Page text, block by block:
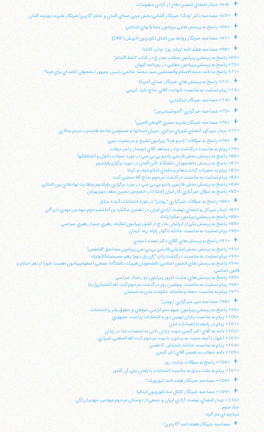
+ «64» ديدار اعضاي انجمن دفاع از آزادي مطبوعات
+ «65» مصاحبه دكتر "ودگ" خبرنگار آلماني بخش غربي صداي آلمان و خانم "گارين"خبرنگار نشريه دويچه آلمان
+ «66» پاسخ به پرسش هايي پيرامون مجازاتهاي اسلامي
+ «67» مصاحبه خبرنگار روابط بين الملل تلويزيون اتريش (ORF)
+
«68» مصاحبه هفته نامه "پيك روز" چاپ كانادا
«69» پاسخ به پرسشي پيرامون مطلب مندرج در كتاب "تتمة الاعلام"
«70» پاسخ به پرسشي پيرامون مطلبي در روزنامه كيهان
«71» پاسخ به نامه حجة الاسلام والمسلمين سيد محمد خاتمي رئيس جمهور تحتعنوان "نامه اي براي فردا"
+
«72» پاسخ به پرسش هاي خبرنگار صداي آمريكا
«73» پيام تسليت به مناسبت شهادت آقاي حاج داود كريمي
+ «74» مصاحبه خبرنگار ايتاليايي
+ «75» مصاحبه خبرگزاري "آسوشيتدپرس"
+
«76» مصاحبه خبرنگار نشريه مصري "الوطن العربي"
«77» ديدار دبيركل، اعضاي شوراي مركزي، دبيران استانها و مسئولين شاخه هايحزب مردم سالاري
+
«78» پاسخ به سؤالات "راديو فردا" پيرامون تشيع و مرجعيت ديني
«79» پيام به مناسبت درگذشت برادر مجاهد آقاي ابوعمار ياسر عرفات
«80» پاسخ به پرسش بخش فارسي راديو بي بي سي در مورد حجاب بانوان و اشتغالآنها
«81» پاسخ به پرسش دانشجويان دانشگاه كلن آلمان در مورد برگزاريرفراندوم
«82» پيام به حضرات آيات عظام و علماي اعلام نجف و كربلا
«83» پيام تسليت به مناسبت درگذشت مرحوم حاج آقا مجتبي آيت
«84» پاسخ به پرسش بخش فارسي راديو بي بي سي در مورد برگزاري رفراندوم ونظارت نهادهاي بين المللي
«85» پاسخ به سؤال خبرگزاري كار ايران (ايلنا) در خصوص تعيين سقف مهريهزنان
+
«86» پاسخ به سؤالات خبرگزاري "رويترز" در مورد انتخابات آينده عراق
«87» ديدار دبيركل و اعضاي نهضت آزادي ايران در دهمين سالگرد بزرگداشتمرحوم مهندس مهدي بازرگان
«88» پاسخ به پرسشي پيرامون حكم ارتداد
«89» پاسخ به پرسش يكي از ايرانيان خارج از كشور پيرامون تفكيك رهبري دينياز رهبري سياسي
«90» پيام تسليت به مناسبت حادثه ناگوار زلزله زرند كرمان
+
«91» پاسخ به پرسش هاي آقاي دكتر نعمت احمدي
«92» پاسخ به پرسش بخش اينترنتي فارسي بي بي سي پيرامون مصاديق "قتلنفس"
«93» پيام تسليت به مناسبت درگذشت پاپ "ژان پل دوم" رهبر مسيحيانكاتوليك
«94» پاسخ به پرسش هاي انجمن اسلامي دانشجويان فيزيك دانشگاه صنعتي اصفهانپيرامون اهميت شورا از نظر اسلام و
قانون اساسي
«95» پاسخ به پرسش هاي سايت امروز پيرامون دو رخداد سياسي
«96» پيام تسليت به مناسبت چهلمين روز درگذشت مرحوم آيت الله آشتياني(ره)
«97» پيام به مناسبت حمله وحشيانه حكومت يمن به شيعيان
+
«98» مصاحبه دبير خبرگزاري "رويترز"
«99» پاسخ به پرسشي پيرامون جبهه دموكراسي خواهي و حقوق بشر و انتخابات
«100» پيام به مناسبت پايان نهمين دوره انتخابات رياست جمهوري
«101» پيام در رابطه با انفجارات لندن
«102» نامه به آقاي اكبر گنجي جهت پايان دادن به اعتصاب غذا در زندان
«103» اظهار تأسف نسبت به برخورد با بيت مرحوم آيت الله العظمي شيرازي
«104» پيام به مناسبت حادثه دلخراش كاظمين
«105» نامه خطاب به همسر آقاي اكبر گنجي
+
«106» پاسخ به سؤالات سايت روز
«107» پيام به ملت عراق به مناسبت انتخابات پارلمان ملي آن كشور
+ «108» مصاحبه خبرنگار هفته نامه "نيوزويك"
+
«109» مصاحبه خبرنگار كانال سه تلويزيون ايتاليا
«110» ديدار اعضاي نهضت آزادي ايران و جمعي از دوستان مرحوم مهندس مهديبازرگان
جلد سوم
ديباچه اي غم آلود:
+ مصاحبه خبرنگار هفته نامه "گاردين"